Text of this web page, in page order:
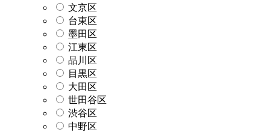
文京区
台東区
墨田区
江東区
品川区
目黒区
大田区
世田谷区
渋谷区
中野区